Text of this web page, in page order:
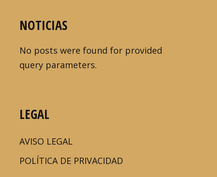
NOTICIAS
No posts were found for provided
query parameters.
LEGAL
AVISO LEGAL
POLÍTICA DE PRIVACIDAD